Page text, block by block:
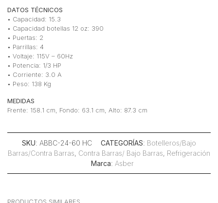
DATOS TÉCNICOS
• Capacidad: 15.3
• Capacidad botellas 12 oz: 390
• Puertas: 2
• Parrillas: 4
• Voltaje: 115V – 60Hz
• Potencia: 1/3 HP
• Corriente: 3.0 A
• Peso: 138 Kg
MEDIDAS
Frente: 158.1 cm, Fondo: 63.1 cm, Alto: 87.3 cm
SKU: ABBC-24-60 HC CATEGORÍAS: Botelleros/Bajo
Barras/Contra Barras, Contra Barras/ Bajo Barras, Refrigeración
Marca: Asber